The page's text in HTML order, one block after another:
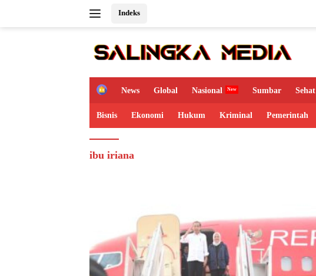
Indeks
H
m
e
News Global Nasional Sumbar Sehat
Bisnis Ekonomi Hukum Kriminal Pemerintah
ibu iriana